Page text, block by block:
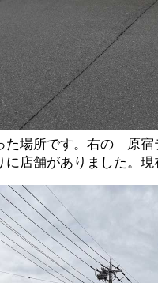
た場所です。右の「原
に店舗がありました。